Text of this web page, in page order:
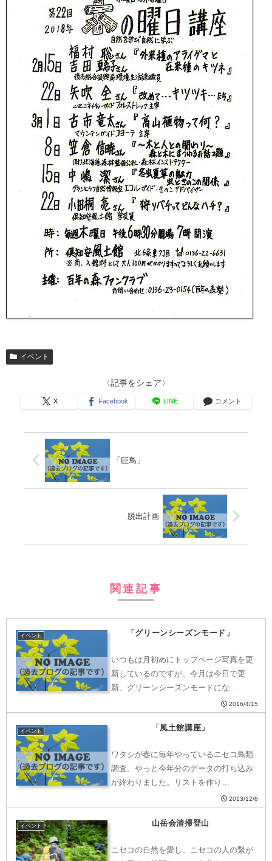
イベント
〈記事をシェア〉
X Facebook LINE コメント
「巨鳥」
脱出計画
関連記事
イベント 「グリーンシーズンモード」
いつもは月初めにトップページ写真を更
新しているのですが、今月は今日で更
新。グリーンシーズンモードにな…
2016/4/15
イベント 「風土館講座」
ワタシが春に毎年やっているニセコ鳥類
調査。やっと今年分のデータの打ち込み
が終わりました。リストを作り…
2013/12/8
イベント 山岳会清掃登山
ニセコの自然を愛し、ニセコの人の繋が